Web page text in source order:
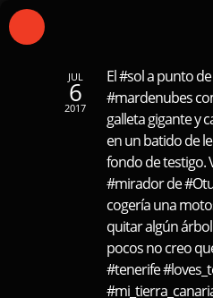
JUL
6
2017
El #sol a punto
#mardenubes
galleta gigante y
en un batido de
fondo de testigo.
#mirador de
cogería una
quitar algún
pocos no creo
#tenerife